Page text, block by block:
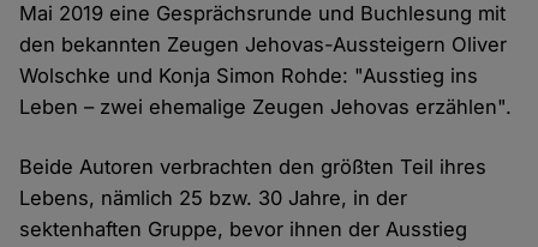
Mai 2019 eine Gesprächsrunde und Buchlesung mit
den bekannten Zeugen Jehovas-Aussteigern Oliver
Wolschke und Konja Simon Rohde: "Ausstieg ins
Leben – zwei ehemalige Zeugen Jehovas erzählen".
Beide Autoren verbrachten den größten Teil ihres
Lebens, nämlich 25 bzw. 30 Jahre, in der
sektenhaften Gruppe, bevor ihnen der Ausstieg